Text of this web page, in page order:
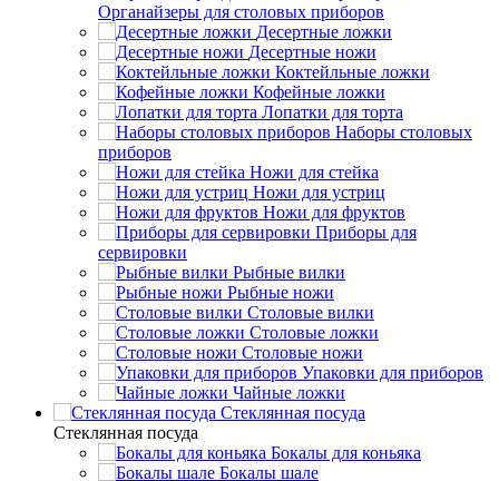
Органайзеры для столовых приборов
Десертные ложки
Десертные ножи
Коктейльные ложки
Кофейные ложки
Лопатки для торта
Наборы столовых
приборов
Ножи для стейка
Ножи для устриц
Ножи для фруктов
Приборы для
сервировки
Рыбные вилки
Рыбные ножи
Столовые вилки
Столовые ложки
Столовые ножи
Упаковки для приборов
Чайные ложки
Стеклянная посуда
Стеклянная посуда
Бокалы для коньяка
Бокалы шале